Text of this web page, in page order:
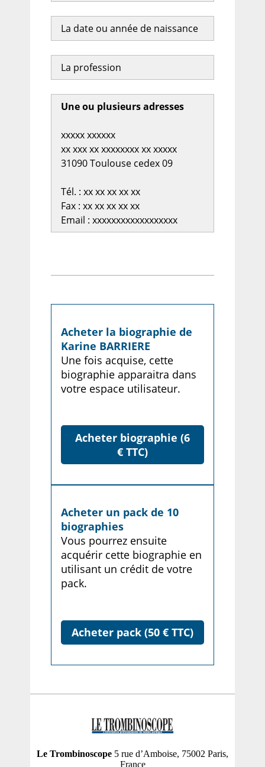
La date ou année de naissance
La profession
Une ou plusieurs adresses
xxxxx xxxxxx
xx xxx xx xxxxxxxx xx xxxxx
31090 Toulouse cedex 09
Tél. : xx xx xx xx xx
Fax : xx xx xx xx xx
Email : xxxxxxxxxxxxxxxxxx
Acheter la biographie de
Karine BARRIERE
Une fois acquise, cette
biographie apparaitra dans
votre espace utilisateur.
Acheter biographie (6
€ TTC)
Acheter un pack de 10
biographies
Vous pourrez ensuite
acquérir cette biographie en
utilisant un crédit de votre
pack.
Acheter pack (50 € TTC)
Le Trombinoscope 5 rue d’Amboise, 75002 Paris,
France